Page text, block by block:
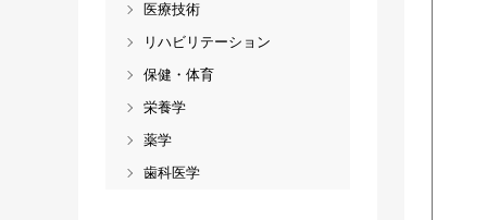
医療技術
リハビリテーション
保健・体育
栄養学
薬学
歯科医学